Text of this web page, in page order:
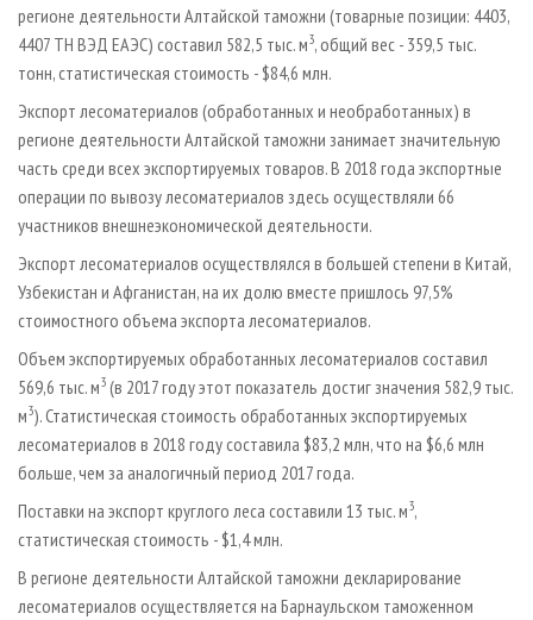
БИОЭНЕРГЕТИКА
ЦБП
RUSSIAN FORESTRY REVIEW
ГАЗЕТА ЛЕСПРОМФОРУМ
БИБЛИОТЕКА СПЕЦИАЛИСТА
регионе деятельности Алтайской таможни (товарные позиции: 4403,
4407 ТН ВЭД ЕАЭС) составил 582,5 тыс. м3, общий вес - 359,5 тыс.
тонн, статистическая стоимость - $84,6 млн.
Экспорт лесоматериалов (обработанных и необработанных) в
регионе деятельности Алтайской таможни занимает значительную
часть среди всех экспортируемых товаров. В 2018 года экспортные
операции по вывозу лесоматериалов здесь осуществляли 66
участников внешнеэкономической деятельности.
Экспорт лесоматериалов осуществлялся в большей степени в Китай,
Узбекистан и Афганистан, на их долю вместе пришлось 97,5%
стоимостного объема экспорта лесоматериалов.
Объем экспортируемых обработанных лесоматериалов составил
569,6 тыс. м3 (в 2017 году этот показатель достиг значения 582,9 тыс.
м3). Статистическая стоимость обработанных экспортируемых
лесоматериалов в 2018 году составила $83,2 млн, что на $6,6 млн
больше, чем за аналогичный период 2017 года.
Поставки на экспорт круглого леса составили 13 тыс. м3,
статистическая стоимость - $1,4 млн.
В регионе деятельности Алтайской таможни декларирование
лесоматериалов осуществляется на Барнаульском таможенном